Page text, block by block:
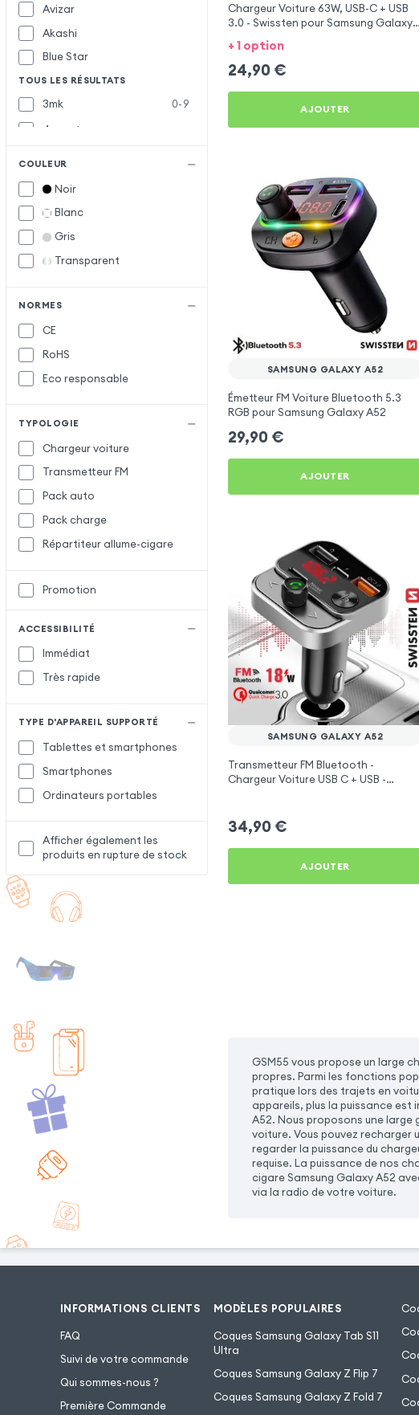
Avizar
Akashi
Blue Star
TOUS LES RÉSULTATS
3mk
0-9
4smarts
Forcell
Forever
Muvit
M
Samsung
Satechi
Setty
COULEUR
Noir
Blanc
Gris
Transparent
NORMES
CE
RoHS
Eco responsable
TYPOLOGIE
Chargeur voiture
Transmetteur FM
Pack auto
Pack charge
Répartiteur allume-cigare
Promotion
ACCESSIBILITÉ
Immédiat
Très rapide
TYPE D'APPAREIL SUPPORTÉ
Tablettes et smartphones
Smartphones
Ordinateurs portables
Afficher également les
produits en rupture de stock
Chargeur Voiture 63W, USB-C + USB
3.0 - Swissten pour Samsung Galaxy
+ 1 option
24,90 €
AJOUTER
SAMSUNG GALAXY A52
Émetteur FM Voiture Bluetooth 5.3
RGB pour Samsung Galaxy A52
29,90 €
AJOUTER
SAMSUNG GALAXY A52
Transmetteur FM Bluetooth -
Chargeur Voiture USB C + USB -
34,90 €
AJOUTER
GSM55 vous propose un large
propres. Parmi les fonctions
pratique lors des trajets en
appareils, plus la puissance
A52. Nous proposons une
voiture. Vous pouvez recharger
regarder la puissance du
requise. La puissance de nos
cigare Samsung Galaxy A52
via la radio de votre voiture.
INFORMATIONS CLIENTS
FAQ
Suivi de votre commande
Qui sommes-nous ?
Première Commande
MODÈLES POPULAIRES
Coques Samsung Galaxy Tab S11
Ultra
Coques Samsung Galaxy Z Flip 7
Coques Samsung Galaxy Z Fold 7